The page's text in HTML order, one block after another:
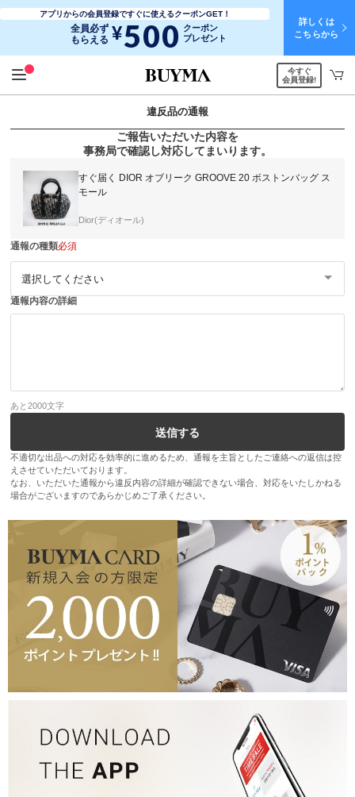
アプリからの会員登録ですぐに使えるクーポンGET！
全員必ず
もらえる ¥500 クーポン
プレゼント
詳しくは
こちらから
今すぐ
会員登録!
違反品の通報
ご報告いただいた内容を
事務局で確認し対応してまいります。
すぐ届く DIOR オブリーク GROOVE 20 ボストンバッグ ス
モール
Dior(ディオール)
通報の種類必須
通報内容の詳細
あと2000文字
不適切な出品への対応を効率的に進めるため、通報を主旨としたご連絡への返信は控
えさせていただいております。
なお、いただいた通報から違反内容の詳細が確認できない場合、対応をいたしかねる
場合がございますのであらかじめご了承ください。